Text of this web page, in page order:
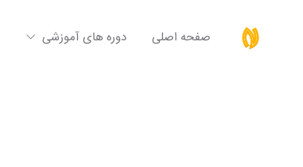
صفحه اصلی دوره های آموزشی